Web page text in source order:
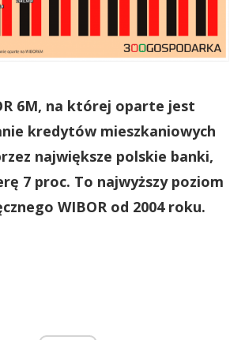
6M, na której oparte jest
kredytów mieszkaniowych
największe polskie banki,
7 proc. To najwyższy poziom
WIBOR od 2004 roku.